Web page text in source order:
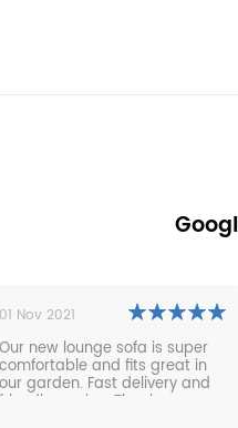
01 Nov 2021
Our new lounge sofa is super
comfortable and fits great in
our garden. Fast delivery and
friendly service. Thanks very